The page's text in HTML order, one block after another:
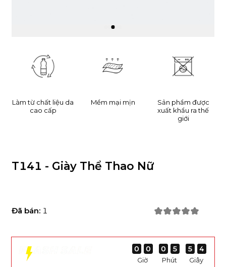
Đã bán: 1
T141 - Giày Thể Thao Nữ
0
0
0
0 0
0
0
0 0
0
0
0 5
5
5
5 5
5
5
5 4
3
4
3
Giờ Phút Giây
Sản phẩm được
xuất khẩu ra thế
giới
Mềm mại mịn
Làm từ chất liệu da
cao cấp